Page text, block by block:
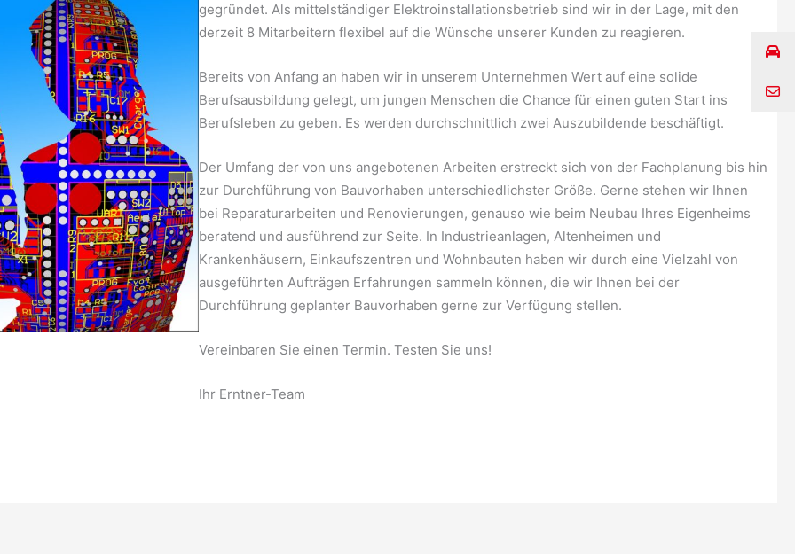
gegründet. Als mittelständiger Elektroinstallationsbetrieb sind wir in der Lage, mit den
derzeit 8 Mitarbeitern flexibel auf die Wünsche unserer Kunden zu reagieren.
Bereits von Anfang an haben wir in unserem Unternehmen Wert auf eine solide
Berufsausbildung gelegt, um jungen Menschen die Chance für einen guten Start ins
Berufsleben zu geben. Es werden durchschnittlich zwei Auszubildende beschäftigt.
Der Umfang der von uns angebotenen Arbeiten erstreckt sich von der Fachplanung bis hin
zur Durchführung von Bauvorhaben unterschiedlichster Größe. Gerne stehen wir Ihnen
bei Reparaturarbeiten und Renovierungen, genauso wie beim Neubau Ihres Eigenheims
beratend und ausführend zur Seite. In Industrieanlagen, Altenheimen und
Krankenhäusern, Einkaufszentren und Wohnbauten haben wir durch eine Vielzahl von
ausgeführten Aufträgen Erfahrungen sammeln können, die wir Ihnen bei der
Durchführung geplanter Bauvorhaben gerne zur Verfügung stellen.
Vereinbaren Sie einen Termin. Testen Sie uns!
Ihr Erntner-Team